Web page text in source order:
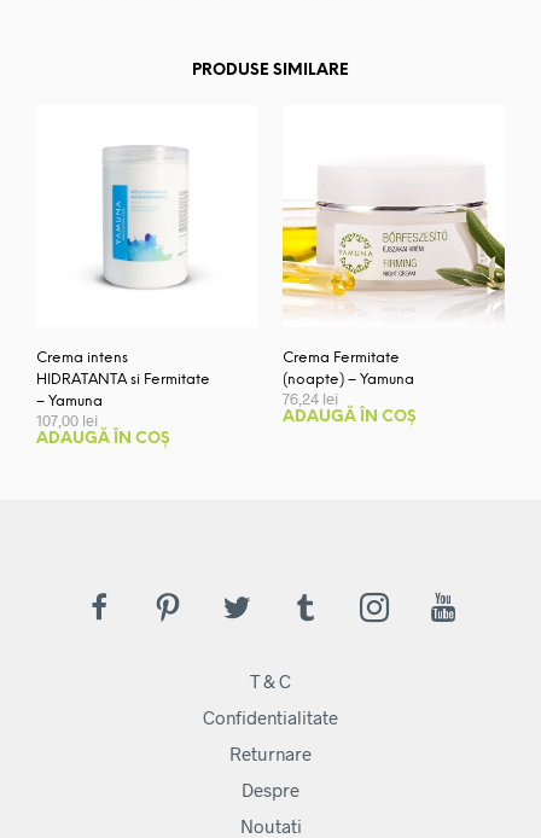
PRODUSE SIMILARE
Crema intens
HIDRATANTA si Fermitate
– Yamuna
107,00 lei
ADAUGĂ ÎN COȘ
Crema Fermitate
(noapte) – Yamuna
76,24 lei
ADAUGĂ ÎN COȘ
T & C
Confidentialitate
Returnare
Despre
Noutati